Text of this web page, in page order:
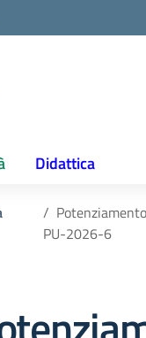
Didattica
PU-2026-6